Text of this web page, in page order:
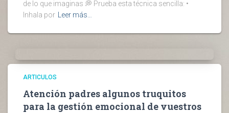
de lo que imaginas 💭 Prueba esta técnica sencilla: •
Inhala por
Leer más…
ARTICULOS
Atención padres algunos truquitos
para la gestión emocional de vuestros